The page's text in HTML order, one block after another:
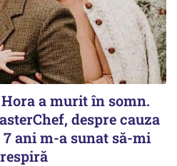
a murit în somn.
despre cauza
ani m-a sunat să-mi